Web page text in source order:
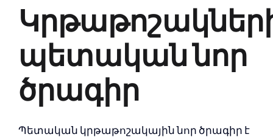
պետական նոր
ծրագիր
Պետական կրթաթոշակային նոր ծրագիր է